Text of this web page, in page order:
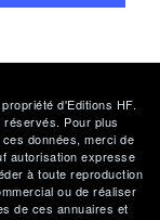
d'Editions HF.
Pour plus
données, merci de
autorisation expresse
à toute reproduction
ou de réaliser
de ces annuaires et